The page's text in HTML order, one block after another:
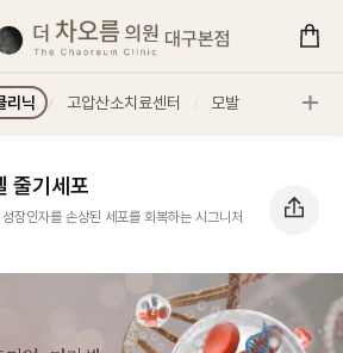
기세포 :: 더 차오름의원
리닉 고압산소치료센터 모발
줄기세포
장인자를 손상된 세포를 회복하는 시그니처